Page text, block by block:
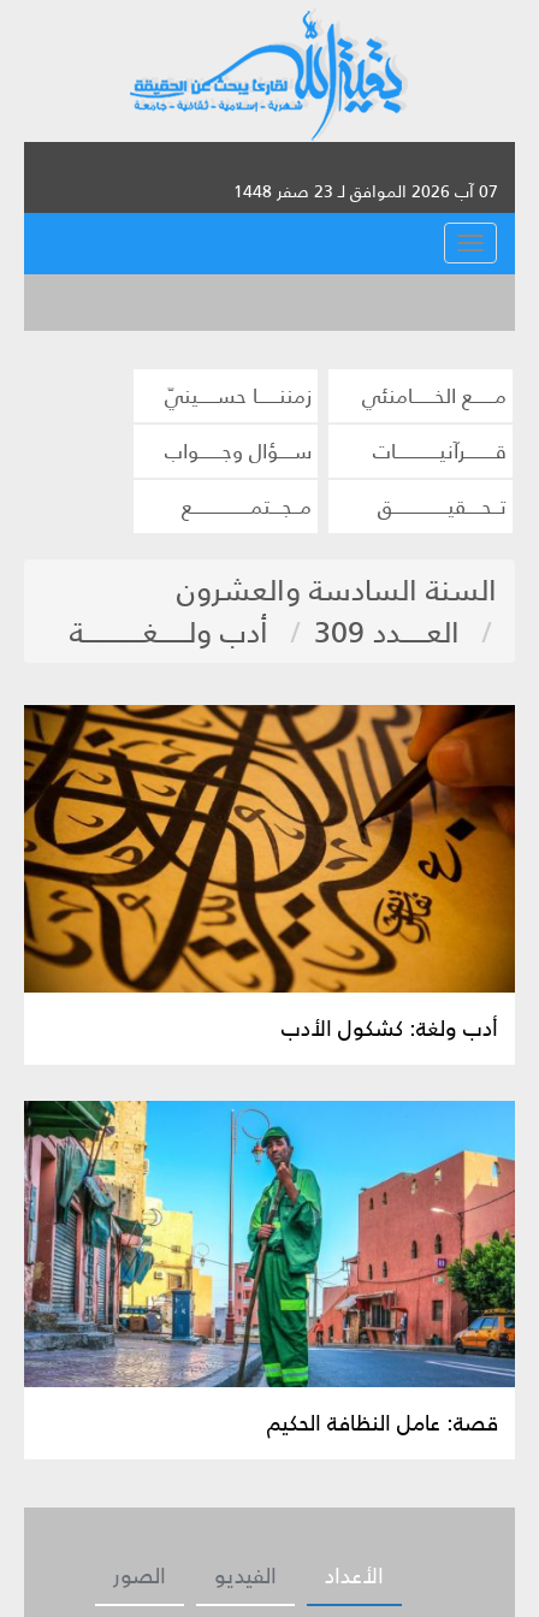
07 آب 2026 الموافق لـ 23 صفر 1448
القائمة
مــــــع الخــــــامنئي
زمننــــــا حســـــينيّ
قــــــــرآنيــــــــــــات
ســــؤال وجــــــواب
تــحــــقيـــــــــــــــق
مــجـــتمــــــــــــــــع
السنة السادسة والعشرون
العـــــدد 309
أدب ولــــــغــــــــــــة
أدب ولغة: كشكول الأدب
قصة: عامل النظافة الحكيم
الصور الفيديو الأعداد